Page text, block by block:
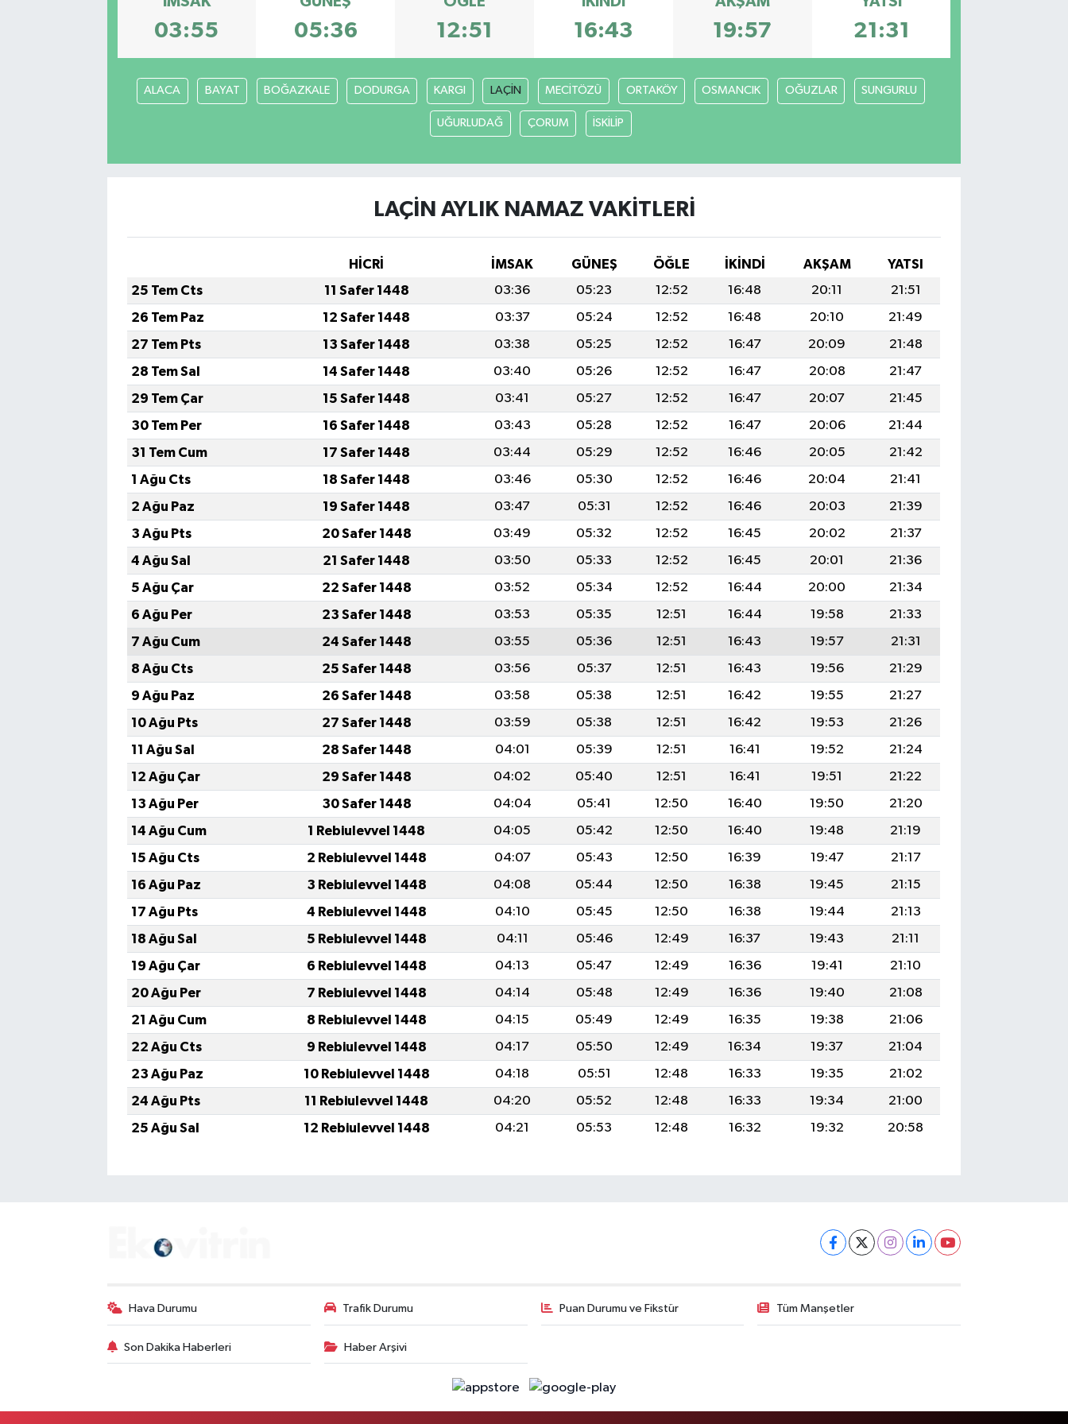
03:55 05:36 12:51 16:43 19:57 21:31
ALACA BAYAT BOĞAZKALE DODURGA KARGI LAÇİN MECİTÖZÜ ORTAKÖY OSMANCIK OĞUZLAR SUNGURLU
UĞURLUDAĞ ÇORUM İSKİLİP
LAÇİN AYLIK NAMAZ VAKITLERI
HİCRİ İMSAK GÜNEŞ ÖĞLE İKINDI AKŞAM
YATSI
25 Tem Cts
11 Safer 1448 03:36 05:23 12:52 16:48 20:11
21:51
26 Tem Paz
12 Safer 1448 03:37 05:24 12:52 16:48 20:10
21:49
27 Tem Pts
13 Safer 1448 03:38 05:25 12:52 16:47 20:09
21:48
28 Tem Sal
14 Safer 1448 03:40 05:26 12:52 16:47 20:08
21:47
29 Tem Çar
15 Safer 1448 03:41 05:27 12:52 16:47 20:07
21:45
30 Tem Per
16 Safer 1448 03:43 05:28 12:52 16:47 20:06
21:44
31 Tem Cum
17 Safer 1448 03:44 05:29 12:52 16:46 20:05
21:42
1 Ağu Cts
18 Safer 1448 03:46 05:30 12:52 16:46 20:04
21:41
2 Ağu Paz
19 Safer 1448 03:47 05:31 12:52 16:46 20:03
21:39
3 Ağu Pts
20 Safer 1448 03:49 05:32 12:52 16:45 20:02
21:37
4 Ağu Sal
21 Safer 1448 03:50 05:33 12:52 16:45 20:01
21:36
5 Ağu Çar
22 Safer 1448 03:52 05:34 12:52 16:44 20:00
21:34
6 Ağu Per
23 Safer 1448 03:53 05:35 12:51 16:44 19:58
21:33
7 Ağu Cum
24 Safer 1448 03:55 05:36 12:51 16:43 19:57
21:31
8 Ağu Cts
25 Safer 1448 03:56 05:37 12:51 16:43 19:56
21:29
9 Ağu Paz
26 Safer 1448 03:58 05:38 12:51 16:42 19:55
21:27
10 Ağu Pts
27 Safer 1448 03:59 05:38 12:51 16:42 19:53
21:26
11 Ağu Sal
28 Safer 1448 04:01 05:39 12:51 16:41 19:52
21:24
12 Ağu Çar
29 Safer 1448 04:02 05:40 12:51 16:41 19:51
21:22
13 Ağu Per
30 Safer 1448 04:04 05:41 12:50 16:40 19:50
21:20
14 Ağu Cum
1 Rebiulevvel 1448 04:05 05:42 12:50 16:40 19:48
21:19
15 Ağu Cts
2 Rebiulevvel 1448 04:07 05:43 12:50 16:39 19:47
21:17
16 Ağu Paz
3 Rebiulevvel 1448 04:08 05:44 12:50 16:38 19:45
21:15
17 Ağu Pts
4 Rebiulevvel 1448 04:10 05:45 12:50 16:38 19:44
21:13
18 Ağu Sal
5 Rebiulevvel 1448 04:11 05:46 12:49 16:37 19:43
21:11
19 Ağu Çar
6 Rebiulevvel 1448 04:13 05:47 12:49 16:36 19:41
21:10
20 Ağu Per
7 Rebiulevvel 1448 04:14 05:48 12:49 16:36 19:40
21:08
21 Ağu Cum
8 Rebiulevvel 1448 04:15 05:49 12:49 16:35 19:38
21:06
22 Ağu Cts
9 Rebiulevvel 1448 04:17 05:50 12:49 16:34 19:37
21:04
23 Ağu Paz
10 Rebiulevvel 1448 04:18 05:51 12:48 16:33 19:35
21:02
24 Ağu Pts
11 Rebiulevvel 1448 04:20 05:52 12:48 16:33 19:34
21:00
25 Ağu Sal
12 Rebiulevvel 1448 04:21 05:53 12:48 16:32 19:32 20:58
Hava Durumu Trafik Durumu Puan Durumu ve Fikstür Tüm Manşetler
Son Dakika Haberleri Haber Arşivi